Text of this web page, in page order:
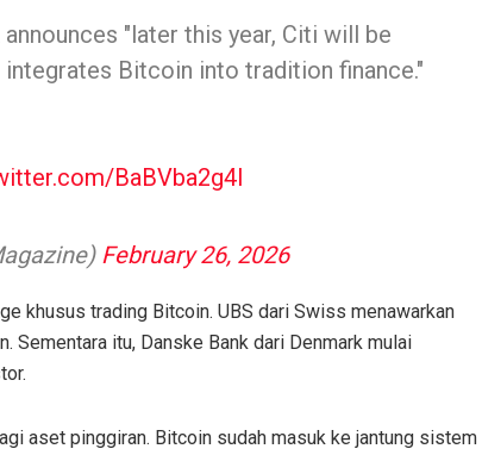
"later this year, Citi will be
Bitcoin into tradition finance."
BaBVba2g4I
February 26, 2026
khusus trading Bitcoin. UBS dari Swiss menawarkan
Sementara itu, Danske Bank dari Denmark mulai
aset pinggiran. Bitcoin sudah masuk ke jantung sistem